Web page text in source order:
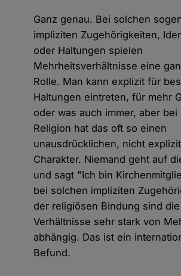
Ganz genau. Bei solchen
impliziten Zugehörigkeiten,
oder Haltungen spielen
Mehrheitsverhältnisse eine
Rolle. Man kann explizit für
Haltungen eintreten, für mehr
oder was auch immer, aber bei
Religion hat das oft so einen
unausdrücklichen, nicht
Charakter. Niemand geht auf
und sagt "Ich bin
bei solchen impliziten
der religiösen Bindung sind die
Verhältnisse sehr stark von
abhängig. Das ist ein
Befund.